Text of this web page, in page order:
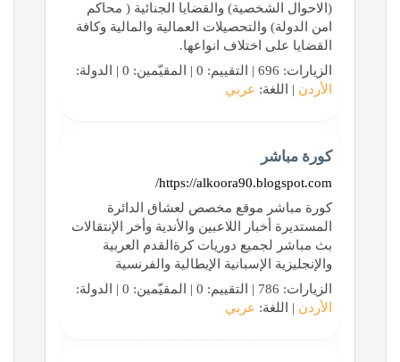
(الاحوال الشخصية) والقضايا الجنائية ( محاكم
امن الدولة) والتحصيلات العمالية والمالية وكافة
القضايا على اختلاف انواعها.
الزيارات: 696 | التقييم: 0 | المقيّمين: 0 | الدولة:
الأردن | اللغة: عربي
كورة مباشر
https://alkoora90.blogspot.com/
كورة مباشر موقع مخصص لعشاق الدائرة
المستديرة أخبار اللاعبين والأندية وأخر الإنتقالات
بث مباشر لجميع دوريات كرةالقدم العربية
والإنجليزية الإسبانية الإيطالية والفرنسية
الزيارات: 786 | التقييم: 0 | المقيّمين: 0 | الدولة:
الأردن | اللغة: عربي